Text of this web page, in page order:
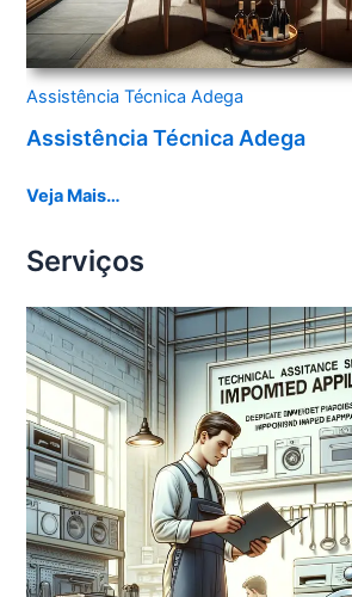
Assistência Técnica Adega
Assistência Técnica Adega
Veja Mais…
Serviços